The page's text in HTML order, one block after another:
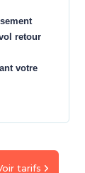
retour
votre
tarifs